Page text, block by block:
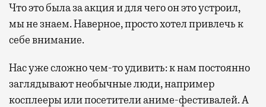
Что это была за акция и для чего он это устроил,
мы не знаем. Наверное, просто хотел привлечь к
себе внимание.
Нас уже сложно чем-то удивить: к нам постоянно
заглядывают необычные люди, например
косплееры или посетители аниме-фестивалей. А